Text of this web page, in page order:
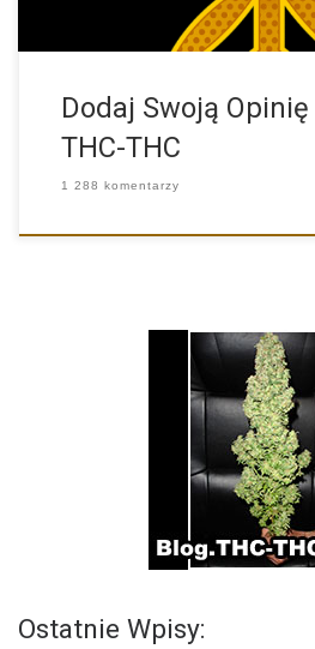
Dodaj Swoją
THC-THC
1 288 komentarzy
Ostatnie Wpisy: